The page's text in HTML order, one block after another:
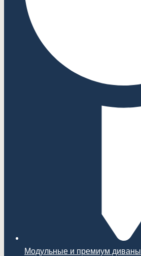
Модульные и премиум диваны